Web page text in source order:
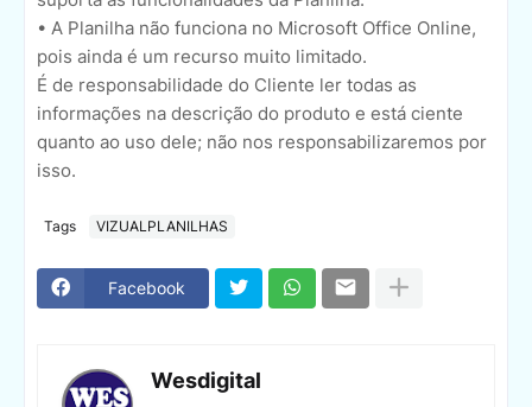
• A Planilha não funciona no Microsoft Office Online,
pois ainda é um recurso muito limitado.
É de responsabilidade do Cliente ler todas as
informações na descrição do produto e está ciente
quanto ao uso dele; não nos responsabilizaremos por
isso.
Tags VIZUALPLANILHAS
Facebook
Wesdigital